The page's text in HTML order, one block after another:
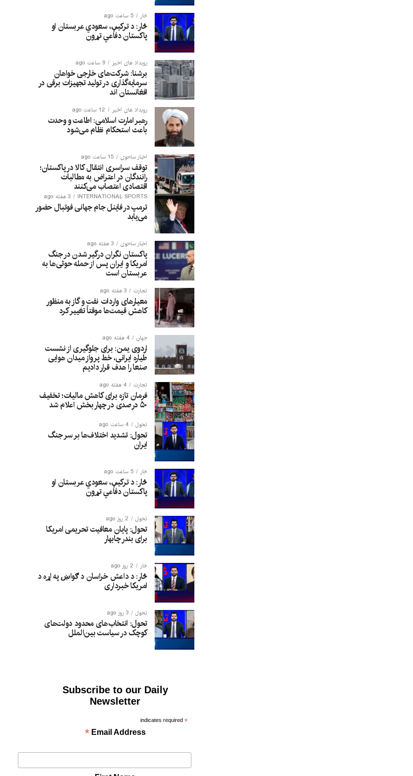
څار 5 ساعت ago
څار: د ترکیې، سعودي عربستان او
پاکستان دفاعي تړون
رویداد های اخیر 9 ساعت ago
برشنا: شرکت‌های خارجی خواهان
سرمایه‌گذاری در تولید تجهیزات برقی در
افغانستان‌ اند
رویداد های اخیر 12 ساعت ago
رهبر امارت اسلامی: اطاعت و وحدت
باعث استحکام نظام می‌شود
اخبار ساحوی 15 ساعت ago
توقف سراسری انتقال کالا در پاکستان؛
رانندگان در اعتراض به مطالبات
اقتصادی اعتصاب می‌کنند
INTERNATIONAL SPORTS 3 هفته ago
ترمپ در فاینل جام جهانی فوتبال حضور
می‌یابد
اخبار ساحوی 3 هفته ago
پاکستان نگران درگیر شدن در جنگ
امریکا و ایران پس از حمله حوثی‌ها به
عربستان است
تجارت 3 هفته ago
معیارهای واردات نفت و گاز به منظور
کاهش قیمت‌ها موقتاً تغییر کرد
جهان 4 هفته ago
اردوی یمن: برای جلوگیری از نشست
طیاره ایرانی، خط پرواز میدان هوایی
صنعا را هدف قرار دادیم
تجارت 4 هفته ago
فرمان تازه برای کاهش مالیات؛ تخفیف
۵۰ درصدی در چهار بخش اعلام شد
تحول 4 ساعت ago
تحول: تشدید اختلاف‌ها بر سر جنگ
ایران
څار 5 ساعت ago
څار: د ترکیې، سعودي عربستان او
پاکستان دفاعي تړون
تحول 2 روز ago
تحول: پایان معافیت تحریمی امریکا
برای بندر چابهار
څار 2 روز ago
څار: د داعش خراسان د ګواښ په اړه د
امریکا خبرداری
تحول 3 روز ago
تحول: انتخاب‌های محدود دولت‌های
کوچک در سیاست بین‌الملل
Subscribe to our Daily
Newsletter
*
indicates required
Email Address
*